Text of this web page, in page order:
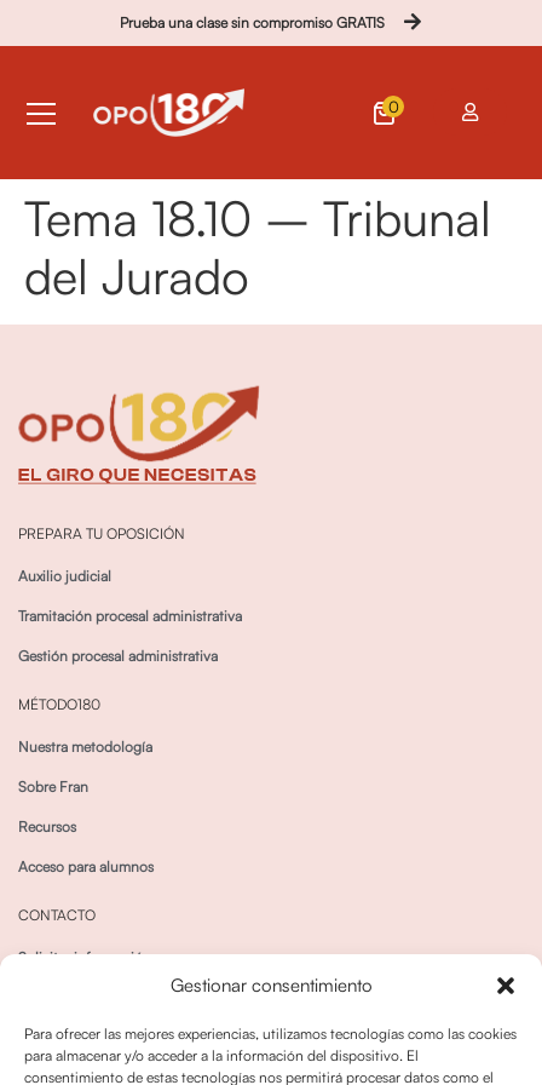
Gestionar consentimiento
Para ofrecer las mejores experiencias, utilizamos tecnologías como las cookies
para almacenar y/o acceder a la información del dispositivo. El
consentimiento de estas tecnologías nos permitirá procesar datos como el
Prueba una clase sin compromiso GRATIS
0
Tema 18.10 – Tribunal
del Jurado
PREPARA TU OPOSICIÓN
Auxilio judicial
Tramitación procesal administrativa
Gestión procesal administrativa
MÉTODO180
Nuestra metodología
Sobre Fran
Recursos
Acceso para alumnos
CONTACTO
Solicitar información